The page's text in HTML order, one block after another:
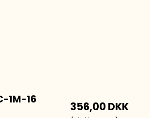
1M-16
356,00 DKK